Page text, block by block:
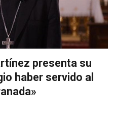
presenta su
haber servido al